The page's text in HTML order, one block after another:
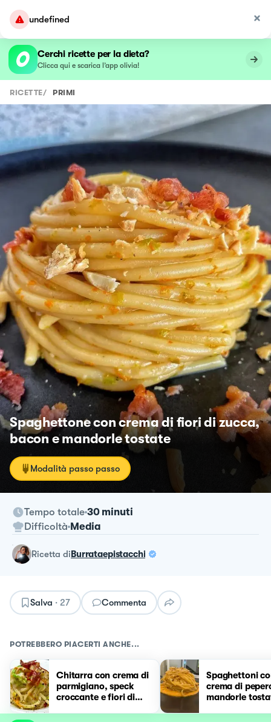
undefined
Cerchi ricette per la dieta?
Clicca qui e scarica l’app olivia!
RICETTE/ PRIMI
Spaghettone con crema di fiori di zucca,
bacon e mandorle tostate
Modalità passo passo
Tempo totale 30 minuti
Difficoltà Media
ricetta diBurrataepistacchi
Salva · 27 Commenta
POTREBBERO PIACERTI ANCHE...
Chitarra con crema di
parmigiano, speck
croccante e fiori di
Spaghettoni
crema di
mandorle